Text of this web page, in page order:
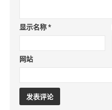
显示名称*
网站